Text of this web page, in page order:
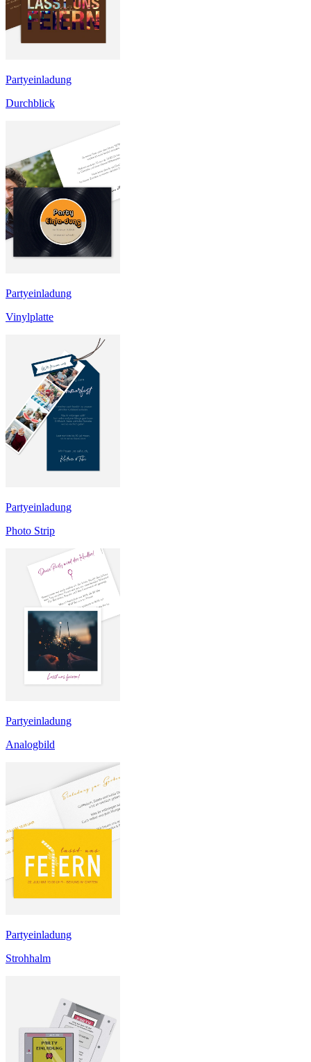
Partyeinladung
Durchblick
Partyeinladung
Vinylplatte
Partyeinladung
Photo Strip
Partyeinladung
Analogbild
Partyeinladung
Strohhalm